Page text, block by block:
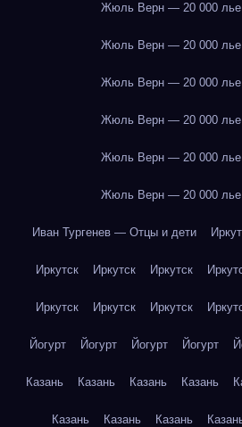
Жюль Верн — 20 000 лье
Жюль Верн — 20 000 лье
Жюль Верн — 20 000 лье
Жюль Верн — 20 000 лье
Жюль Верн — 20 000 лье
Жюль Верн — 20 000 лье
Иван Тургенев — Отцы и дети
Иркутск Иркутск Иркутск
Иркутск Иркутск Иркутск
Йогурт Йогурт Йогурт Йогурт
Казань Казань Казань Казань
Казань Казань Казань